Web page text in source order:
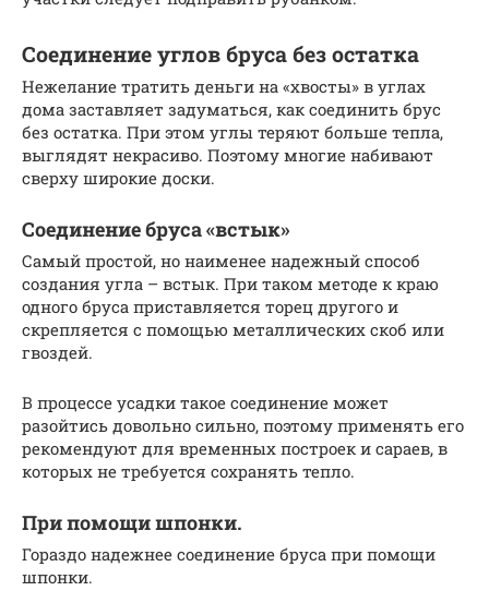
Соединение углов бруса без остатка
Нежелание тратить деньги на «хвосты» в углах
дома заставляет задуматься, как соединить брус
без остатка. При этом углы теряют больше тепла,
выглядят некрасиво. Поэтому многие набивают
сверху широкие доски.
Соединение бруса «встык»
Самый простой, но наименее надежный способ
создания угла – встык. При таком методе к краю
одного бруса приставляется торец другого и
скрепляется с помощью металлических скоб или
гвоздей.
В процессе усадки такое соединение может
разойтись довольно сильно, поэтому применять его
рекомендуют для временных построек и сараев, в
которых не требуется сохранять тепло.
При помощи шпонки.
Гораздо надежнее соединение бруса при помощи
шпонки.